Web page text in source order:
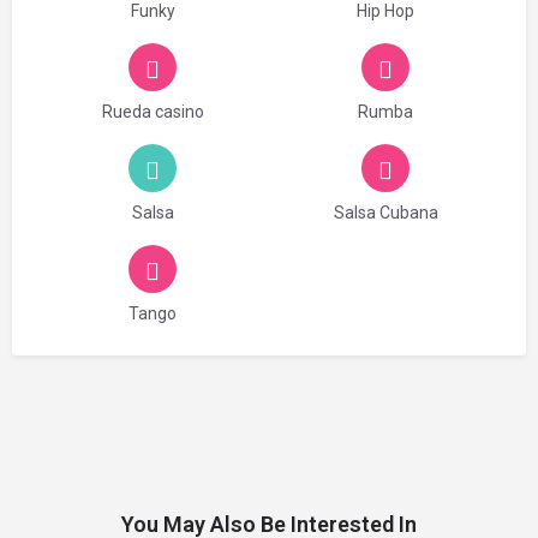
Funky Hip Hop
Rueda casino Rumba
Salsa Salsa Cubana
Tango
You May Also Be Interested In